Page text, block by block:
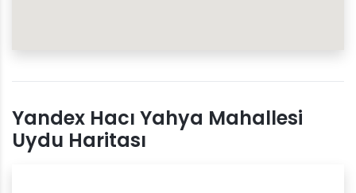
Yandex Hacı Yahya Mahallesi
Uydu Haritası